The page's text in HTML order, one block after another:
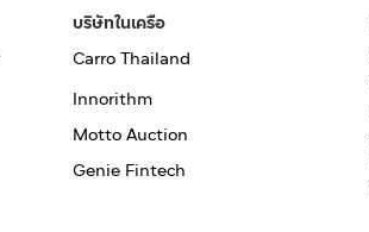
บริษัทในเครือ
Carro Thailand
Innorithm
Motto Auction
Genie Fintech